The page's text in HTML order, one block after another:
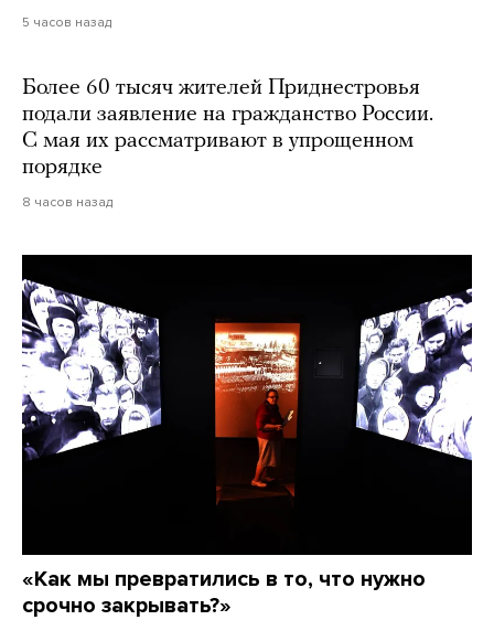
5 часов назад
Более 60 тысяч жителей Приднестровья
подали заявление на гражданство России.
С мая их рассматривают в упрощенном
порядке
8 часов назад
«Как мы превратились в то, что нужно
срочно закрывать?»